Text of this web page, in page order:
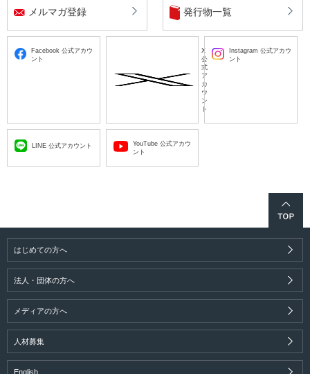
メルマガ登録 発行物一覧
Facebook 公式アカウ
ント
X
公
式
ア
カ
ウ
ン
ト
Instagram 公式アカウ
ント
LINE 公式アカウント
YouTube 公式アカウ
ント
はじめての方へ
法人・団体の方へ
メディアの方へ
人材募集
English